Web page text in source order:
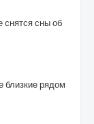
снятся сны об
близкие рядом